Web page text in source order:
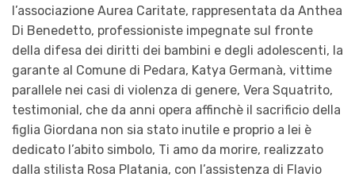
l’associazione Aurea Caritate, rappresentata da Anthea
Di Benedetto, professioniste impegnate sul fronte
della difesa dei diritti dei bambini e degli adolescenti, la
garante al Comune di Pedara, Katya Germanà, vittime
parallele nei casi di violenza di genere, Vera Squatrito,
testimonial, che da anni opera affinchè il sacrificio della
figlia Giordana non sia stato inutile e proprio a lei è
dedicato l’abito simbolo, Ti amo da morire, realizzato
dalla stilista Rosa Platania, con l’assistenza di Flavio